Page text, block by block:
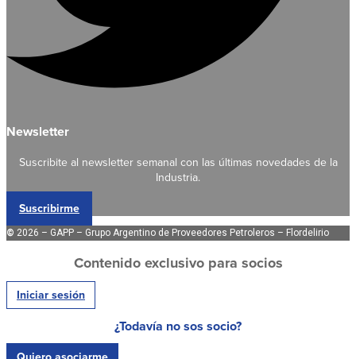
Newsletter
Suscribite al newsletter semanal con las últimas novedades de la
Industria.
Suscribirme
© 2026 – GAPP – Grupo Argentino de Proveedores Petroleros – Flordelirio
Contenido exclusivo para socios
Iniciar sesión
¿Todavía no sos socio?